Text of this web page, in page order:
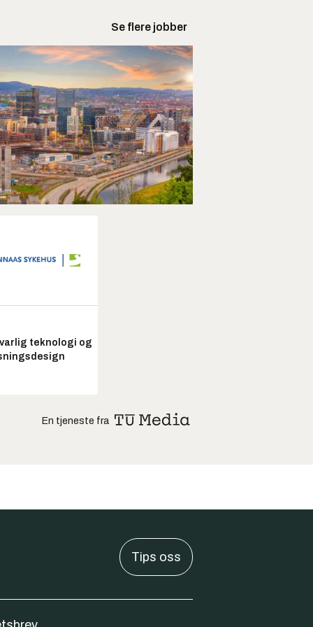
Se flere jobber
teknologi og
En tjeneste fra
Tips oss